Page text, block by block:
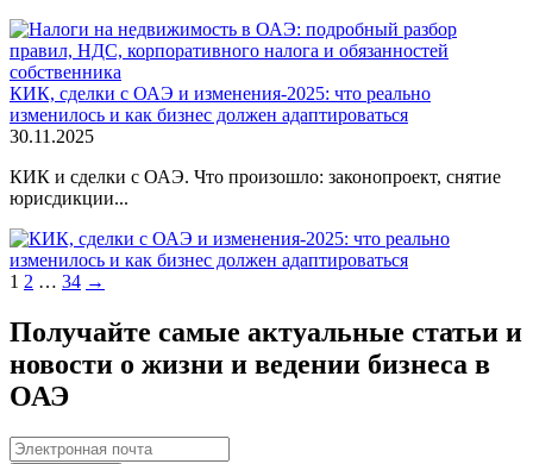
КИК, сделки с ОАЭ и изменения-2025: что реально
изменилось и как бизнес должен адаптироваться
30.11.2025
КИК и сделки с ОАЭ. Что произошло: законопроект, снятие
юрисдикции...
Навигация
по
записям
1 2 … 34 →
Получайте самые актуальные статьи и
новости о жизни и ведении бизнеса в
ОАЭ